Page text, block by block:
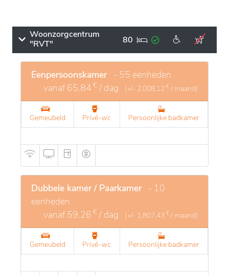
Woonzorgcentrum
"RVT"
80
Eenpersoonskamer - 55 eenheden
vanaf65,84 € / dag (+/- 2.008,12 € / maand)
Gemeubeld Privé-wc Persoonlijke badkamer
Dubbele kamer / Paarkamer - 10
eenheden
vanaf 59,26 € / dag (+/- 1.807,43 € / maand)
Gemeubeld Privé-wc Persoonlijke badkamer